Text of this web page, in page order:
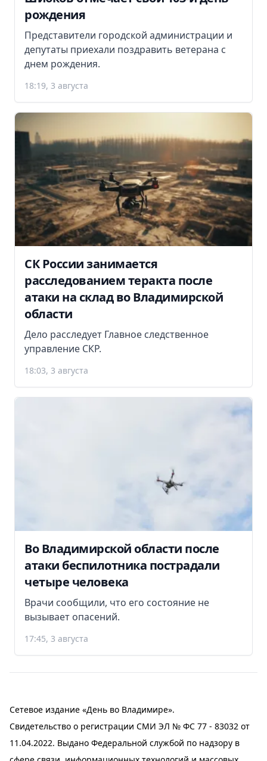
рождения
Представители городской администрации и
депутаты приехали поздравить ветерана с
днем рождения.
18:19, 3 августа
СК России занимается
расследованием теракта после
атаки на склад во Владимирской
области
Дело расследует Главное следственное
управление СКР.
18:03, 3 августа
Во Владимирской области после
атаки беспилотника пострадали
четыре человека
Врачи сообщили, что его состояние не
вызывает опасений.
17:45, 3 августа
Сетевое издание «День во Владимире».
Свидетельство о регистрации СМИ ЭЛ № ФС 77 - 83032 от
11.04.2022. Выдано Федеральной службой по надзору в